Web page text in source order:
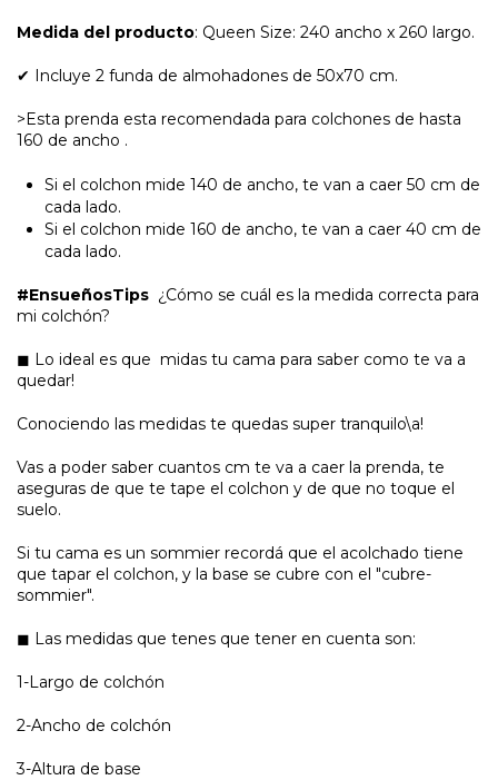
Medida del producto: Queen Size: 240 ancho x 260 largo.
✔ Incluye 2 funda de almohadones de 50x70 cm.
>Esta prenda esta recomendada para colchones de hasta
160 de ancho .
Si el colchon mide 140 de ancho, te van a caer 50 cm de
cada lado.
Si el colchon mide 160 de ancho, te van a caer 40 cm de
cada lado.
#EnsueñosTips ¿Cómo se cuál es la medida correcta para
mi colchón?
◼ Lo ideal es que midas tu cama para saber como te va a
quedar!
Conociendo las medidas te quedas super tranquilo\a!
Vas a poder saber cuantos cm te va a caer la prenda, te
aseguras de que te tape el colchon y de que no toque el
suelo.
Si tu cama es un sommier recordá que el acolchado tiene
que tapar el colchon, y la base se cubre con el "cubre-
sommier".
◼ Las medidas que tenes que tener en cuenta son:
1-Largo de colchón
2-Ancho de colchón
3-Altura de base